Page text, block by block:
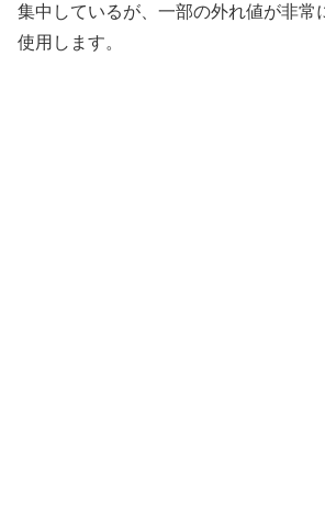
集中しているが、一部の外れ値が非常
使用します。